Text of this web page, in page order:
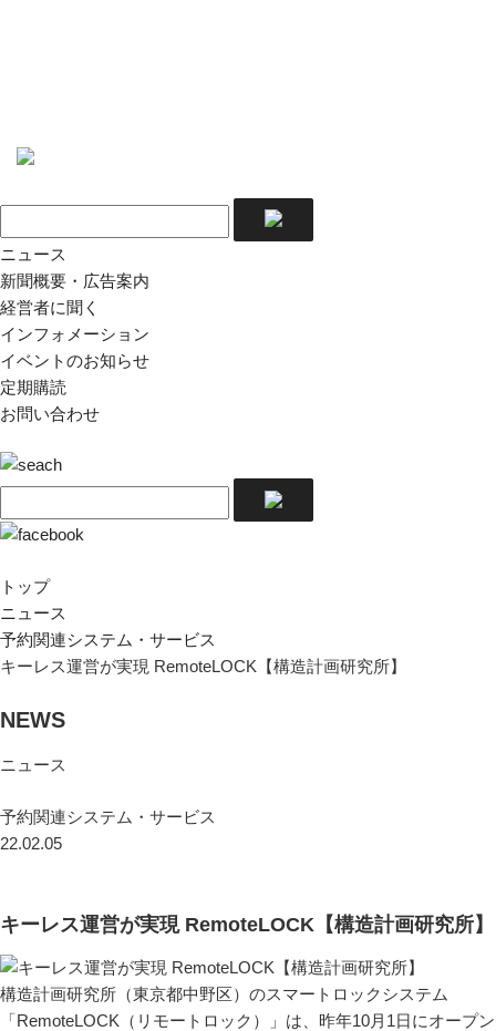
ニュース
新聞概要・広告案内
経営者に聞く
インフォメーション
イベントのお知らせ
定期購読
お問い合わせ
トップ
ニュース
予約関連システム・サービス
キーレス運営が実現 RemoteLOCK【構造計画研究所】
NEWS
ニュース
予約関連システム・サービス
22.02.05
キーレス運営が実現 RemoteLOCK【構造計画研究所】
構造計画研究所（東京都中野区）のスマートロックシステム
「RemoteLOCK（リモートロック）」は、昨年10月1日にオープン